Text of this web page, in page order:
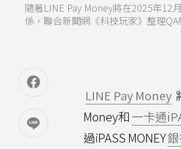
隨著LINE Pay Money將在2025年12
係，聯合新聞網《科技玩家》整理
LINE Pay Money
Money和一卡通
過iPASS MONEY